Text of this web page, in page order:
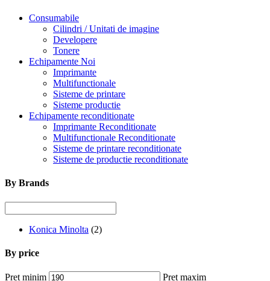
Consumabile
Cilindri / Unitati de imagine
Developere
Tonere
Echipamente Noi
Imprimante
Multifunctionale
Sisteme de printare
Sisteme productie
Echipamente reconditionate
Imprimante Reconditionate
Multifunctionale Reconditionate
Sisteme de printare reconditionate
Sisteme de productie reconditionate
By Brands
Konica Minolta (2)
By price
Preț minim Preț maxim